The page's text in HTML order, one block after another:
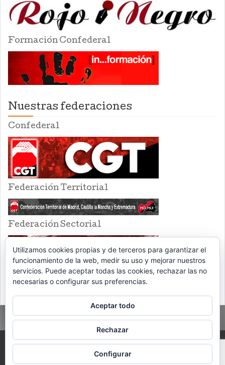
Formación Confederal
Nuestras federaciones
Confederal
Federación Territorial
Federación Sectorial
PROUDLY POWERED BY WORDPRESS THEME: EVENTBRITE SINGLE EVENT
Utilizamos cookies propias y de terceros para garantizar el
funcionamiento de la web, medir su uso y mejorar nuestros
servicios. Puede aceptar todas las cookies, rechazar las no
necesarias o configurar sus preferencias.
Aceptar todo
Rechazar
Configurar